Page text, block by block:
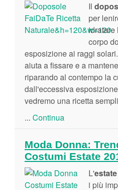
Il
per
idratare
corpo
esposizione ai raggi
aiuta a fissare e a
riparando al contempo la
dall'eccessiva
vedremo una ricetta
... Continua
Moda Donna:
Costumi Estate
L'
i più